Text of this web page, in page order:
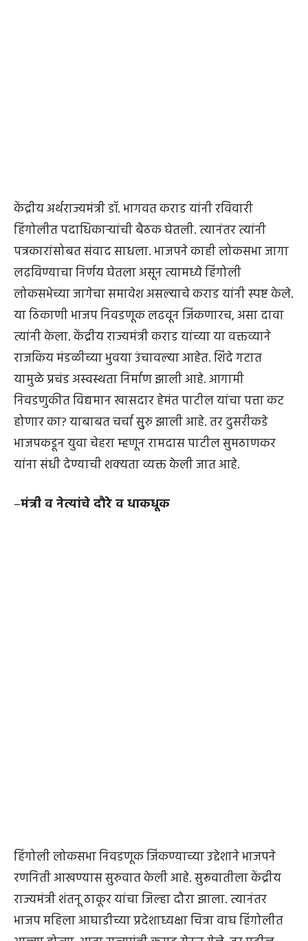
केंद्रीय अर्थराज्यमंत्री डॉ. भागवत कराड यांनी रविवारी
हिंगोलीत पदाधिकाऱ्यांची बैठक घेतली. त्यानंतर त्यांनी
पत्रकारांसोबत संवाद साधला. भाजपने काही लोकसभा जागा
लढविण्याचा निर्णय घेतला असून त्यामध्ये हिंगोली
लोकसभेच्या जागेचा समावेश असल्याचे कराड यांनी स्पष्ट केले.
या ठिकाणी भाजप निवडणूक लढवून जिंकणारच, असा दावा
त्यांनी केला. केंद्रीय राज्यमंत्री कराड यांच्या या वक्तव्याने
राजकिय मंडळीच्या भुवया उंचावल्या आहेत. शिंदे गटात
यामुळे प्रचंड अस्वस्थता निर्माण झाली आहे. आगामी
निवडणुकीत विद्यमान खासदार हेमंत पाटील यांचा पत्ता कट
होणार का? याबाबत चर्चा सुुरु झाली आहे. तर दुसरीकडे
भाजपकडून युवा चेहरा म्हणून रामदास पाटील सुमठाणकर
यांना संधी देण्याची शक्यता व्यक्त केली जात आहे.
–मंत्री व नेत्यांचे दौरे व धाकधूक
हिंगोली लोकसभा निवडणूक जिंकण्याच्या उद्देशाने भाजपने
रणनिती आखण्यास सुरुवात केली आहे. सुरूवातीला केंद्रीय
राज्यमंत्री शंतनू ठाकूर यांचा जिल्हा दौरा झाला. त्यानंतर
भाजप महिला आघाडीच्या प्रदेशाध्यक्षा चित्रा वाघ हिंगोलीत